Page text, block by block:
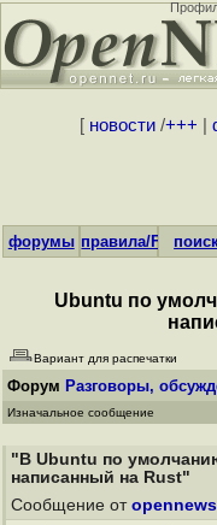
[ новости/+++
форумы правила/FAQ
Ubuntu по
Вариант для распечатки
Форум Разговоры,
Изначальное сообщение
"В Ubuntu по
написанный на Rust"
Сообщение от opennews